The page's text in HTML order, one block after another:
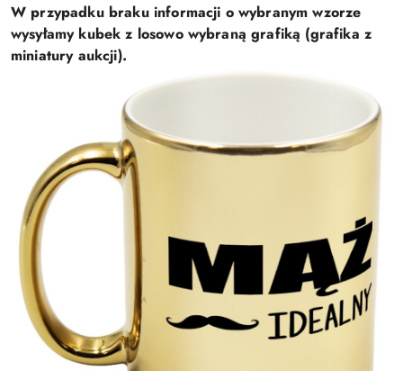
W przypadku braku informacji o wybranym wzorze
wysyłamy kubek z losowo wybraną grafiką (grafika z
miniatury aukcji).